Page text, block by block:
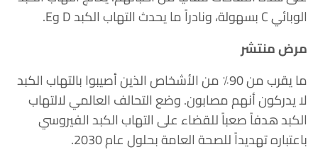
الوبائي C بسهولة، ونادراً ما يحدث التهاب الكبد D وE.
مرض منتشر
ما يقرب من 90٪ من الأشخاص الذين أصيبوا بالتهاب الكبد
لا يدركون أنهم مصابون. وضع التحالف العالمي لالتهاب
الكبد هدفاً صعباً للقضاء على التهاب الكبد الفيروسي
باعتباره تهديداً للصحة العامة بحلول عام 2030.